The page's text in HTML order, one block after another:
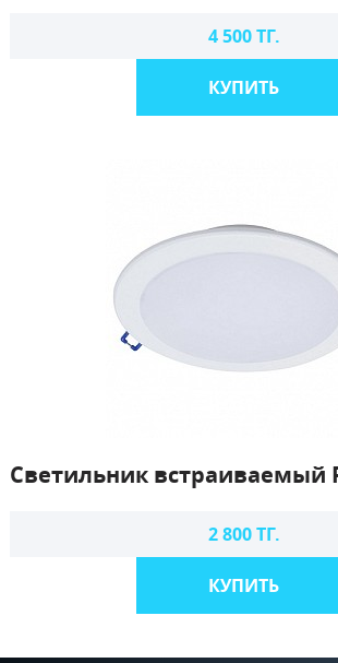
4 500 ТГ.
КУПИТЬ
Светильник встраиваемый
2 800 ТГ.
КУПИТЬ